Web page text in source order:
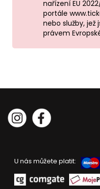
nařízení EU
portále
nebo služby, jež
právem
U nás můžete platit: